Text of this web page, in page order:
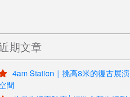
期文章
4am Station｜挑高8米的復古展演
間